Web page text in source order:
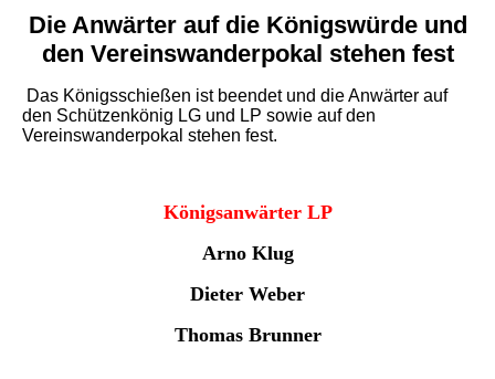
Die Anwärter auf die Königswürde und
den Vereinswanderpokal stehen fest
Das Königsschießen ist beendet und die Anwärter auf
den Schützenkönig LG und LP sowie auf den
Vereinswanderpokal stehen fest.
Königsanwärter LP
Arno Klug
Dieter Weber
Thomas Brunner